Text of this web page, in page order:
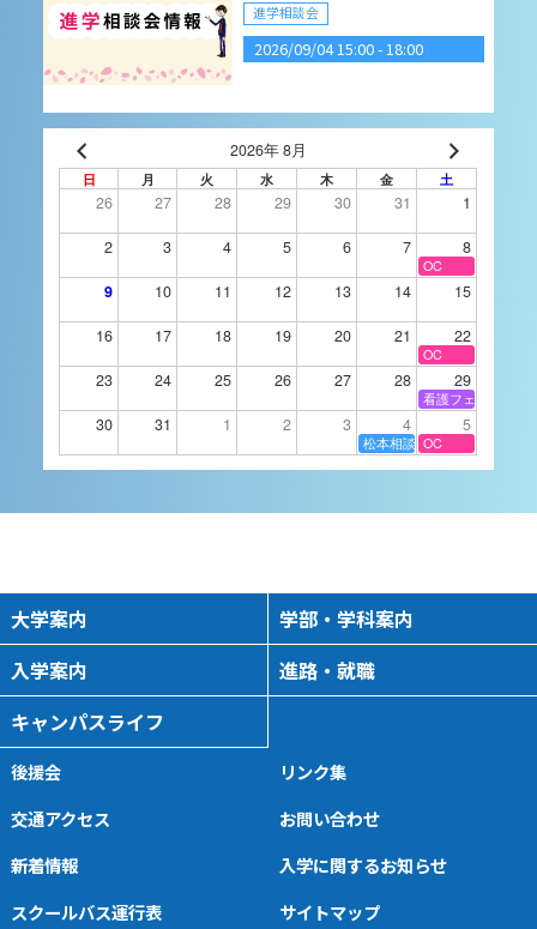
2026/09/04 15:00- 18:00
進学相談会
2026/09/05 10:00-16:00
2026OPENCAMPUS(9/
5)
オープンキャンパス
2026/09/14 16:00 18:00
9月14日（月）進学相談
会 静岡県沼津市
進学相談会
2026/09/15 16:00 -18:00
9月15日（火）進学相談
9月16日（水）進学相談
進学相談会
会 山梨県南アルプス市
2026年 8月
日 月 火 水 木 金 土
26 27 28 29 30 31 1
2 3 4 5 6 7 8
OC
9 10 11 12 13 14 15
16 17 18 19 20 21 22
OC
23 24 25 26 27 28 29
看護フェスタ
30 31 1 2 3 4 5
松本相談会OC
大学案内
学部・学科案内
入学案内
進路・就職
キャンパスライフ
後援会
リンク集
交通アクセス
お問い合わせ
新着情報
入学に関するお知らせ
スクールバス運行表
サイトマップ